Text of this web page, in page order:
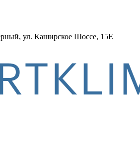
ул. Каширское Шоссе, 15Е